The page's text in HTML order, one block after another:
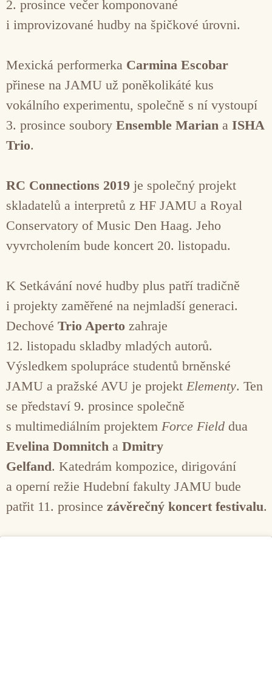
2. prosince večer komponované
i improvizované hudby na špičkové úrovni.
Mexická performerka Carmina Escobar
přinese na JAMU už poněkolikáté kus
vokálního experimentu, společně s ní vystoupí
3. prosince soubory Ensemble Marian a ISHA
Trio.
RC Connections 2019 je společný projekt
skladatelů a interpretů z HF JAMU a Royal
Conservatory of Music Den Haag. Jeho
vyvrcholením bude koncert 20. listopadu.
K Setkávání nové hudby plus patří tradičně
i projekty zaměřené na nejmladší generaci.
Dechové Trio Aperto zahraje
12. listopadu skladby mladých autorů.
Výsledkem spolupráce studentů brněnské
JAMU a pražské AVU je projekt Elementy. Ten
se představí 9. prosince společně
s multimediálním projektem Force Field dua
Evelina Domnitch a Dmitry
Gelfand. Katedrám kompozice, dirigování
a operní režie Hudební fakulty JAMU bude
patřit 11. prosince závěrečný koncert festivalu.